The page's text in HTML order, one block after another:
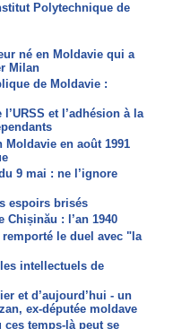
Polytechnique de
né en Moldavie qui a
Milan
de Moldavie :
et l’adhésion à la
Moldavie en août 1991
9 mai : ne l’ignore
espoirs brisés
: l’an 1940
le duel avec "la
intellectuels de
et d’aujourd’hui - un
ex-députée moldave
ces temps-là peut se